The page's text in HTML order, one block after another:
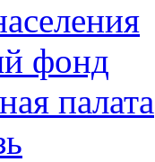
фонд
палата